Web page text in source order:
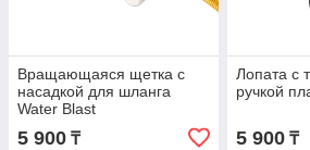
Вращающаяся щетка с
насадкой для шланга
Water Blast
5 900 ₸
Лопата с
ручкой
5 900₸